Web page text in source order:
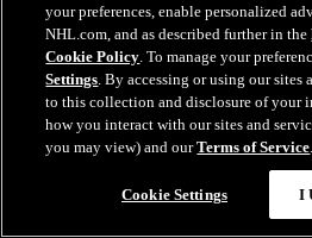
Sila prvej výhry? Panthers a
pozore
your preferences, enable personalized
NHL.com, and as described further in the
Cookie Policy. To manage your
Settings. By accessing or using our sites
to this collection and disclosure of your
how you interact with our sites and
you may view) and ourTerms of Service.
Cookie Settings I